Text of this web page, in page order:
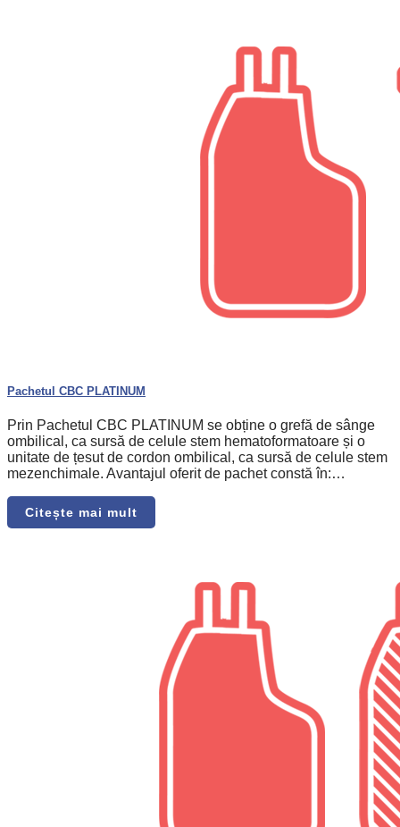
Pachetul CBC PLATINUM
Prin Pachetul CBC PLATINUM se obține o grefă de sânge
ombilical, ca sursă de celule stem hematoformatoare și o
unitate de țesut de cordon ombilical, ca sursă de celule stem
mezenchimale. Avantajul oferit de pachet constă în:…
Citește mai mult